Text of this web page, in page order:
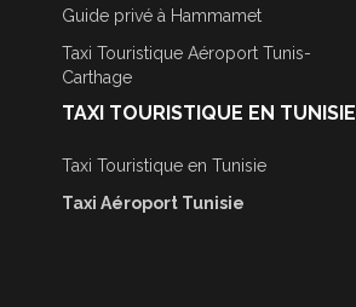
Guide privé à Hammamet
Taxi Touristique Aéroport Tunis-
Carthage
TAXI TOURISTIQUE EN TUNISIE
Taxi Touristique en Tunisie
Taxi Aéroport Tunisie